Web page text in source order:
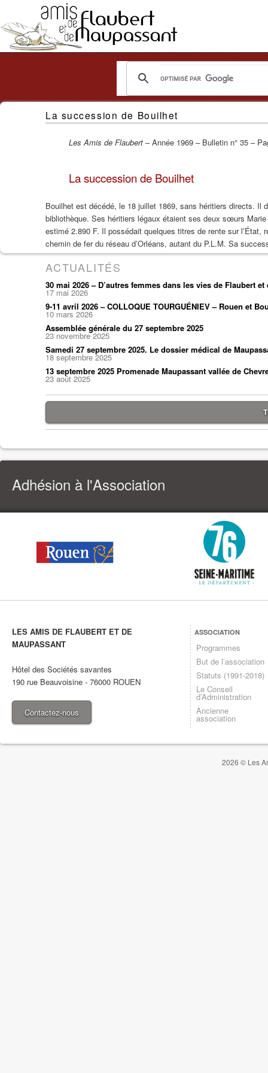
Les
Maupassant
La succession de Bouilhet
Les Amis de Flaubert – Année 1969 – Bulletin n° 35 –
La succession de Bouilhet
Bouilhet est décédé, le 18 juillet 1869, sans héritiers directs. Il
bibliothèque. Ses héritiers légaux étaient ses deux sœurs
estimé 2.890 F. Il possédait quelques titres de rente sur
chemin de fer du réseau d’Orléans, autant du P.L.M. Sa
ACTUALITÉS
30 mai 2026 – D’autres femmes dans les vies de Flaubert et
17 mai 2026
9-11 avril 2026 – COLLOQUE TOURGUÉNIEV – Rouen et
10 mars 2026
Assemblée générale du 27 septembre 2025
23 novembre 2025
Samedi 27 septembre 2025. Le dossier médical de
18 septembre 2025
13 septembre 2025 Promenade Maupassant vallée de
23 août 2025
Adhésion à l'Association
LES AMIS DE FLAUBERT ET DE
MAUPASSANT
Hôtel des Sociétés savantes
190 rue Beauvoisine - 76000 ROUEN
Contactez-nous
ASSOCIATION
Programmes
But de l’association
Statuts (1991-2018)
Le Conseil
d’Administration
Ancienne
association
2026 © Les